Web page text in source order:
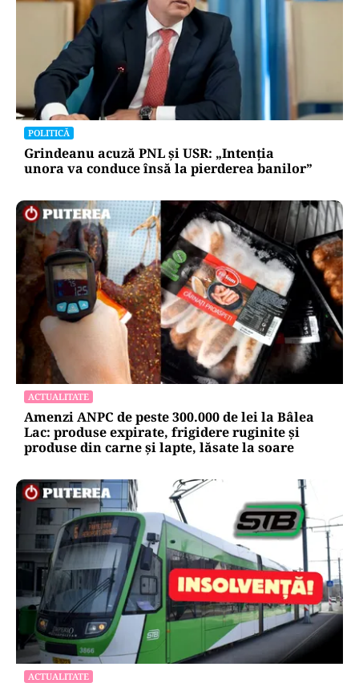
POLITICĂ
Grindeanu acuză PNL și USR: „Intenția
unora va conduce însă la pierderea banilor”
ACTUALITATE
Amenzi ANPC de peste 300.000 de lei la Bâlea
Lac: produse expirate, frigidere ruginite și
produse din carne și lapte, lăsate la soare
ACTUALITATE